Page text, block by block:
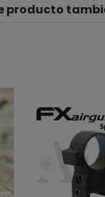
producto